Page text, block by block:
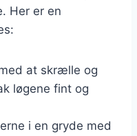
Her er en
at skrælle og
løgene fint og
i en gryde med